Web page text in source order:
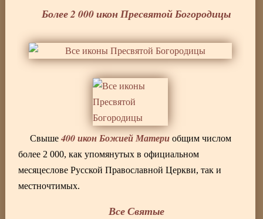
Более 2 000 икон Пресвятой Богородицы
Свыше400 икон Божией Матери общим числом
более 2 000, как упомянутых в официальном
месяцеслове Русской Православной Церкви, так и
местночтимых.
Все Святые